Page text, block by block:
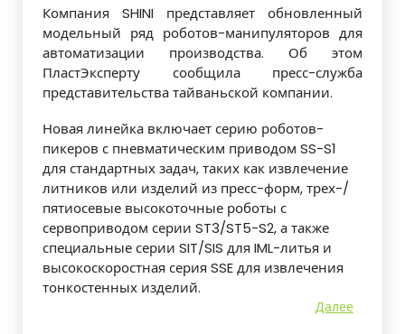
Компания SHINI представляет обновленный
модельный ряд роботов-манипуляторов для
автоматизации производства. Об этом
ПластЭксперту сообщила пресс-служба
представительства тайваньской компании.
Новая линейка включает серию роботов-
пикеров с пневматическим приводом SS-S1
для стандартных задач, таких как извлечение
литников или изделий из пресс-форм, трех-/
пятиосевые высокоточные роботы с
сервоприводом серии ST3/ST5-S2, а также
специальные серии SIT/SIS для IML-литья и
высокоскоростная серия SSE для извлечения
тонкостенных изделий.
Далее